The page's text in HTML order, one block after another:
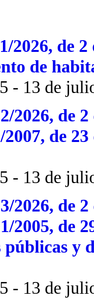
2026, de
de
- 13 de
2026, de
de
- 13 de
2026, de
2005, de
y
- 13 de